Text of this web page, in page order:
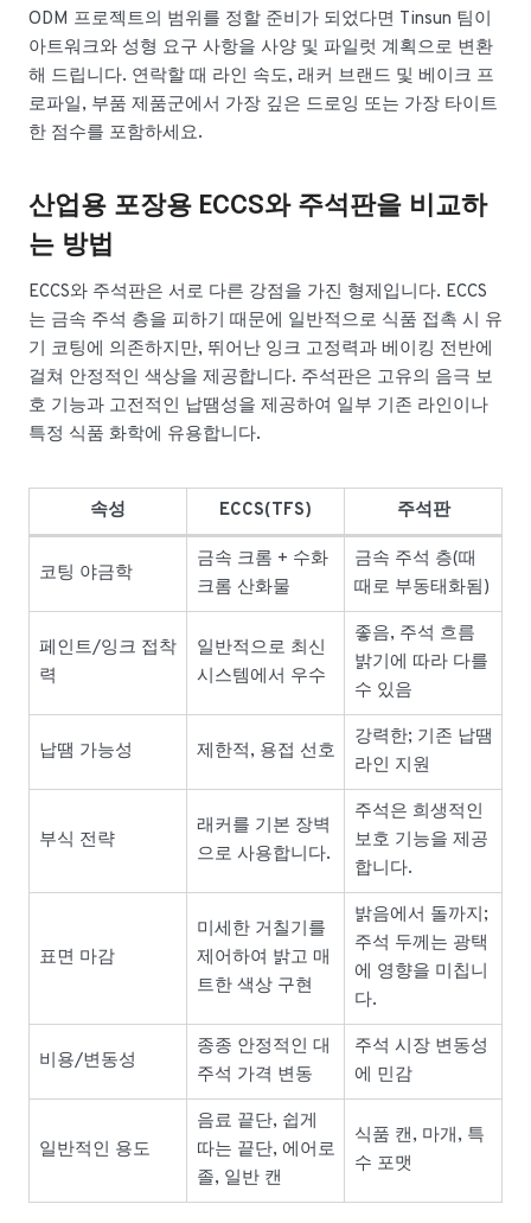
ODM 프로젝트의 범위를 정할 준비가 되었다면 Tinsun 팀이
아트워크와 성형 요구 사항을 사양 및 파일럿 계획으로 변환
해 드립니다. 연락할 때 라인 속도, 래커 브랜드 및 베이크 프
로파일, 부품 제품군에서 가장 깊은 드로잉 또는 가장 타이트
한 점수를 포함하세요.
산업용 포장용 ECCS와 주석판을 비교하
는 방법
ECCS와 주석판은 서로 다른 강점을 가진 형제입니다. ECCS
는 금속 주석 층을 피하기 때문에 일반적으로 식품 접촉 시 유
기 코팅에 의존하지만, 뛰어난 잉크 고정력과 베이킹 전반에
걸쳐 안정적인 색상을 제공합니다. 주석판은 고유의 음극 보
호 기능과 고전적인 납땜성을 제공하여 일부 기존 라인이나
특정 식품 화학에 유용합니다.
속성 ECCS(TFS) 주석판
코팅 야금학
금속 크롬 + 수화
크롬 산화물
금속 주석 층(때
때로 부동태화됨)
페인트/잉크 접착
력
일반적으로 최신
시스템에서 우수
좋음, 주석 흐름
밝기에 따라 다를
수 있음
납땜 가능성 제한적, 용접 선호
강력한; 기존 납땜
라인 지원
부식 전략
래커를 기본 장벽
으로 사용합니다.
주석은 희생적인
보호 기능을 제공
합니다.
표면 마감
미세한 거칠기를
제어하여 밝고 매
트한 색상 구현
밝음에서 돌까지;
주석 두께는 광택
에 영향을 미칩니
다.
비용/변동성
종종 안정적인 대
주석 가격 변동
주석 시장 변동성
에 민감
일반적인 용도
음료 끝단, 쉽게
따는 끝단, 에어로
졸, 일반 캔
식품 캔, 마개, 특
수 포맷